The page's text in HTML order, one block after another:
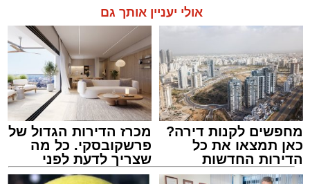
אולי יעניין אותך גם
מחפשים לקנות דירה?
כאן תמצאו את כל
הדירות החדשות
למכירה באשדוד >>>
מכרז הדירות הגדול של
פרשקובסקי. כל מה
שצריך לדעת לפני
שמגישים הצעה לדירה